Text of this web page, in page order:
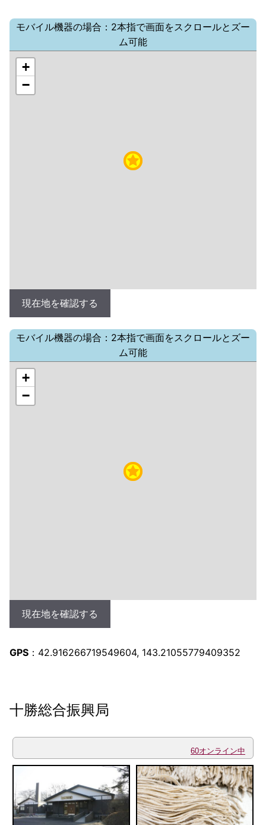
モバイル機器の場合：2本指で画面をスクロールとズー
ム可能
+
−
現在地を確認する
モバイル機器の場合：2本指で画面をスクロールとズー
ム可能
+
−
現在地を確認する
GPS ：42.916266719549604, 143.21055779409352
十勝総合振興局
60オンライン中